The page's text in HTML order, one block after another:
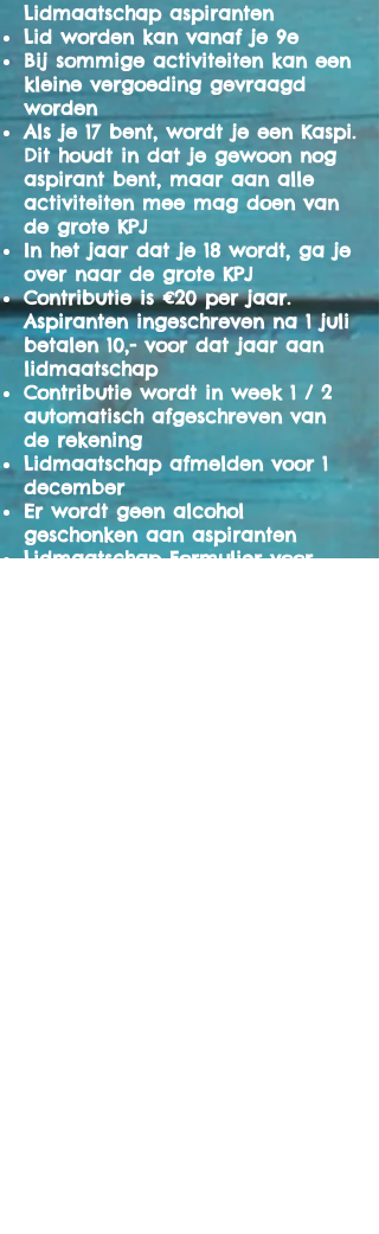
Lidmaatschap aspiranten
Lid worden kan vanaf je 9e
Bij sommige activiteiten kan een
kleine vergoeding gevraagd
worden
Als je 17 bent, wordt je een Kaspi.
Dit houdt in dat je gewoon nog
aspirant bent, maar aan alle
activiteiten mee mag doen van
de grote KPJ
In het jaar dat je 18 wordt, ga je
over naar de grote KPJ
Contributie is €20 per jaar.
Aspiranten ingeschreven na 1 juli
betalen 10,- voor dat jaar aan
lidmaatschap
Contributie wordt in week 1 / 2
automatisch afgeschreven van
de rekening
Lidmaatschap afmelden voor 1
december
Er wordt geen alcohol
geschonken aan aspiranten
Lidmaatschap Formulier voor